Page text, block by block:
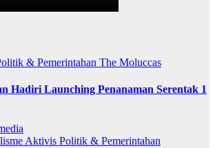
& Pemerintahan The Moluccas
Hadiri Launching Penanaman Serentak 1
Aktivis Politik & Pemerintahan